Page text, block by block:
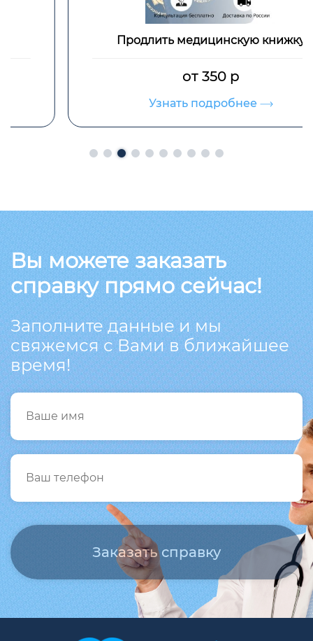
Продлить медицинскую книжку
от 350 р
Узнать подробнее
Вы можете заказать
справку прямо сейчас!
Заполните данные и мы
свяжемся с Вами в ближайшее
время!